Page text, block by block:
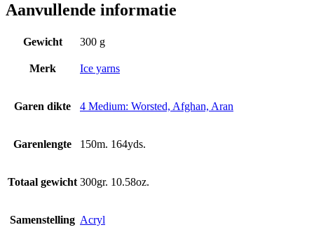
Aanvullende informatie
Gewicht 300 g
Merk Ice yarns
Garen dikte 4 Medium: Worsted, Afghan, Aran
Garenlengte 150m. 164yds.
Totaal gewicht 300gr. 10.58oz.
Samenstelling Acryl